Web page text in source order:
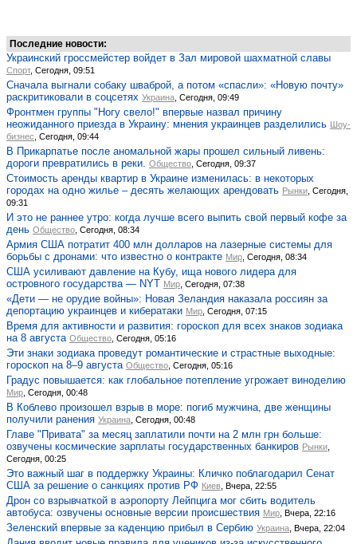
Последние новости:
Украинский гроссмейстер войдет в Зал мировой шахматной славы
Спорт, Сегодня, 09:51
Сначала выгнали собаку шваброй, а потом «спасли»: «Новую почту»
раскритиковали в соцсетях Украина , Сегодня, 09:49
Фронтмен группы "Ногу свело!" впервые назвал причину
неожиданного приезда в Украину: мнения украинцев разделились Шоу-
бизнес , Сегодня, 09:44
В Прикарпатье после аномальной жары прошел сильный ливень:
дороги превратились в реки.
Общество , Сегодня, 09:37
Стоимость аренды квартир в Украине изменилась: в некоторых
городах на одно жилье – десять желающих арендовать Рынки , Сегодня,
09:31
И это не раннее утро: когда лучше всего выпить свой первый кофе за
день Общество , Сегодня, 08:34
Армия США потратит 400 млн долларов на лазерные системы для
борьбы с дронами: что известно о контракте Мир , Сегодня, 08:34
США усиливают давление на Кубу, ища нового лидера для
островного государства — NYT Мир , Сегодня, 07:38
«Дети — не орудие войны»: Новая Зеландия наказала россиян за
депортацию украинцев и кибератаки Мир , Сегодня, 07:15
Время для активности и развития: гороскоп для всех знаков зодиака
на 8 августа Общество , Сегодня, 05:16
Эти знаки зодиака проведут романтические и страстные выходные:
гороскоп на 8–9 августа Общество , Сегодня, 05:16
Градус повышается: как глобальное потепление угрожает виноделию
Мир , Сегодня, 00:48
В Коблево произошел взрыв в море: погиб мужчина, две женщины
получили ранения Украина , Сегодня, 00:48
Главе "Привата" за месяц заплатили почти на 2 млн грн больше:
озвучены космические зарплаты государственных банкиров Рынки
Сегодня, 00:25
Это важный шаг в поддержку Украины: Кличко поблагодарил Сенат
США за решение о санкциях против РФ Киев , Вчера, 22:55
Дрон со взрывчаткой в аэропорту Лейпцига мог сбить водитель
автобуса: озвучены основные версии происшествия Мир , Вчера, 22:16
Зеленский впервые за каденцию прибыл в Сербию Украина , Вчера, 22:04